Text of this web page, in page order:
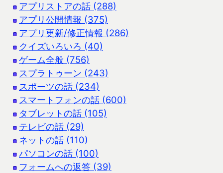
アプリストアの話 (288)
アプリ公開情報 (375)
アプリ更新/修正情報 (286)
クイズいろいろ (40)
ゲーム全般 (756)
スプラトゥーン (243)
スポーツの話 (234)
スマートフォンの話 (600)
タブレットの話 (105)
テレビの話 (29)
ネットの話 (110)
パソコンの話 (100)
フォームへの返答 (39)